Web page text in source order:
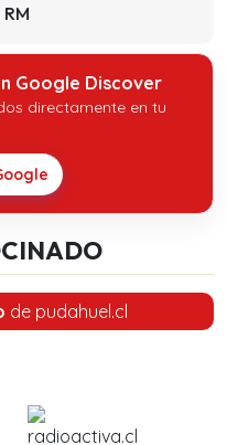
Google Discover
directamente en tu
de pudahuel.cl